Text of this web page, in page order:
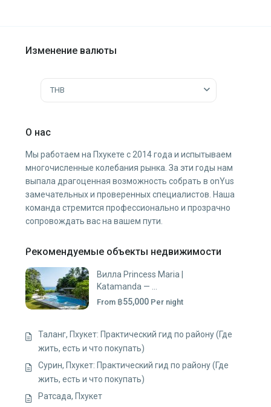
Изменение валюты
THB
О нас
Мы работаем на Пхукете с 2014 года и испытываем
многочисленные колебания рынка. За эти годы нам
выпала драгоценная возможность собрать в onYus
замечательных и проверенных специалистов. Наша
команда стремится профессионально и прозрачно
сопровождать вас на вашем пути.
Рекомендуемые объекты недвижимости
Вилла Princess Maria |
Katamanda — ...
From ฿55,000 Per night
Таланг, Пхукет: Практический гид по району (Где
жить, есть и что покупать)
Сурин, Пхукет: Практический гид по району (Где
жить, есть и что покупать)
Ратсада, Пхукет